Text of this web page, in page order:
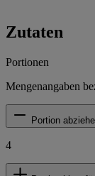
Zutaten
Portionen
Mengenangaben
Portion
4